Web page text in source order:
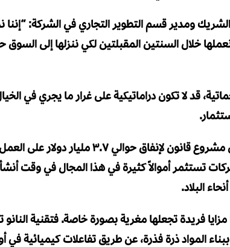
ومدير قسم التطوير التجاري في الشركة: “إننا
خلال السنتين المقبلتين لكي ننزلها إلى السوق
قد لا تكون دراماتيكية على غرار ما يجري في
لقد وقع الرئيس الأمريكي على مشروع قانون
تستثمر أموالاً كثيرة في هذا المجال في وقت
فريدة تجعلها مغرية بصورة خاصة. فتقنية
المواد ذرة فذرة، عن طريق تفاعلات كيميائية في